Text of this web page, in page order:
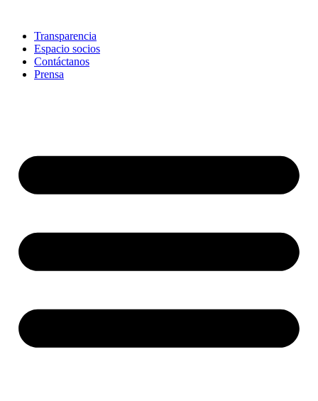
contentTransparencia
Espacio socios
Contáctanos
Prensa